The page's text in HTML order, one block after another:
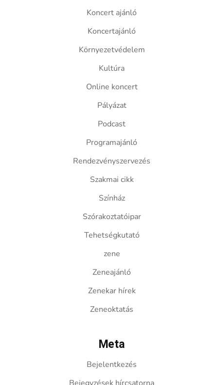
Koncert ajánló
Koncertajánló
Környezetvédelem
Kultúra
Online koncert
Pályázat
Podcast
Programajánló
Rendezvényszervezés
Szakmai cikk
Színház
Szórakoztatóipar
Tehetségkutató
zene
Zeneajánló
Zenekar hírek
Zeneoktatás
Meta
Bejelentkezés